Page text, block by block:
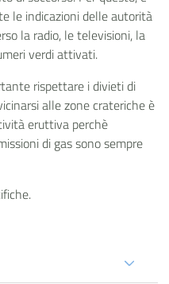
le indicazioni delle autorità
la radio, le televisioni, la
verdi attivati.
rispettare i divieti di
alle zone crateriche è
eruttiva perchè
di gas sono sempre